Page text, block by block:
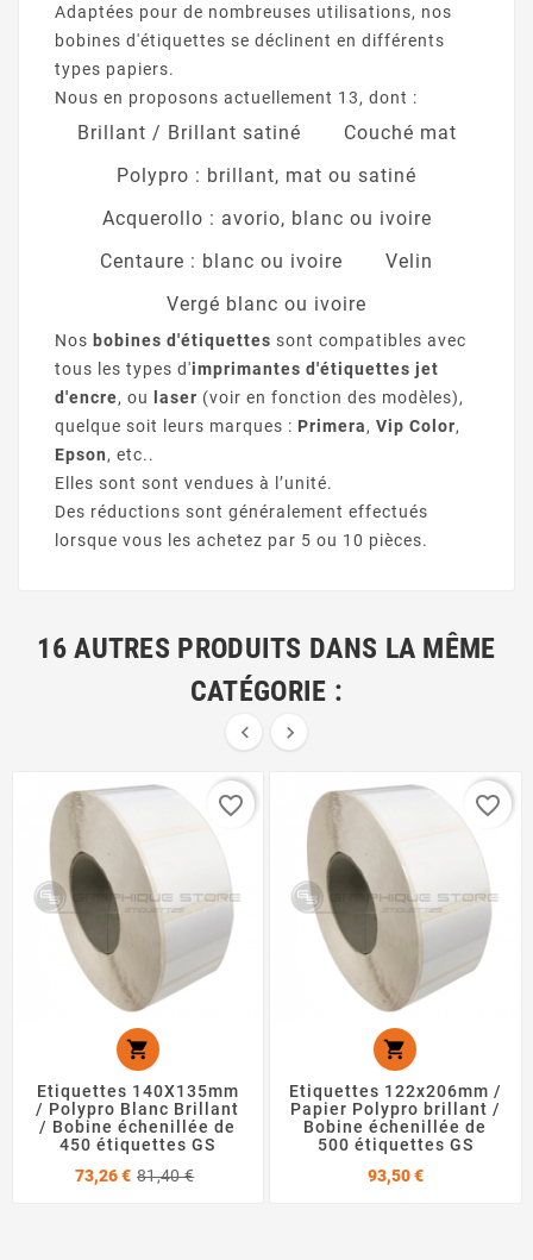
Adaptées pour de nombreuses utilisations, nos
bobines d'étiquettes se déclinent en différents
types papiers.
Nous en proposons actuellement 13, dont :
Brillant / Brillant satiné
Couché mat
Polypro : brillant, mat ou satiné
Acquerollo : avorio, blanc ou ivoire
Centaure : blanc ou ivoire
Velin
Vergé blanc ou ivoire
Nos bobines d'étiquettes sont compatibles avec
tous les types d'imprimantes d'étiquettes jet
d'encre, ou laser (voir en fonction des modèles),
quelque soit leurs marques : Primera, Vip Color,
Epson, etc..
Elles sont sont vendues à l’unité.
Des réductions sont généralement effectués
lorsque vous les achetez par 5 ou 10 pièces.
16 AUTRES PRODUITS DANS LA MÊME
CATÉGORIE :
 

Etiquettes 140X135mm
/ Polypro Blanc Brillant
/ Bobine échenillée de
450 étiquettes GS
73,26 € 81,40 €
favorite_border

Etiquettes 122x206mm /
Papier Polypro brillant /
Bobine échenillée de
500 étiquettes GS
93,50 €Prix
favorite_border